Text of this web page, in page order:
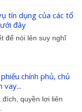
tín dụng của các tổ
đây
để nói lên suy nghĩ
chính phủ, chủ
vay...
quyền lợi liên